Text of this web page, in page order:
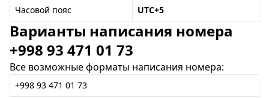
Часовой пояс
UTC+5
Варианты написания номера
+998 93 471 01 73
Все возможные форматы написания номера:
+998 93 471 01 73